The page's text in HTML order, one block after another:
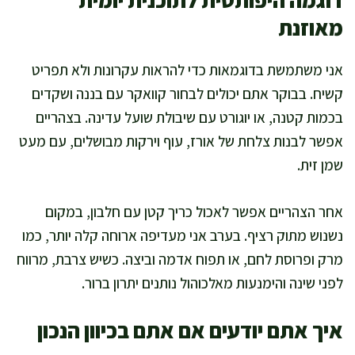
מאוזנת
אני משתמשת בדוגמאות כדי להראות עקרונות ולא תפריט
קשיח. בבוקר אתם יכולים לבחור קוואקר עם בננה ושקדים
בכמות קטנה, או יוגורט עם שיבולת שועל עדינה. בצהריים
אפשר לבנות צלחת של אורז, עוף וירקות מבושלים, עם מעט
שמן זית.
אחר הצהריים אפשר לאכול כריך קטן עם חלבון, במקום
נשנוש מתוק רציף. בערב אני מעדיפה ארוחה קלה יותר, כמו
מרק ופרוסת לחם, או תפוח אדמה וביצה. כשיש צרבת, מרווח
לפני שינה והימנעות מאלכוהול נותנים יתרון ברור.
איך אתם יודעים אם אתם בכיוון הנכון